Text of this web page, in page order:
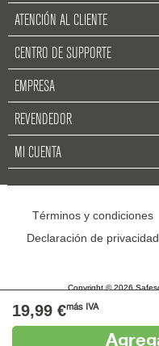
ATENCIÓN AL CLIENTE
CENTRO DE SUPPORTE
EMPRESA
REVENDEDOR
MI CUENTA
Términos y condiciones
Declaración de privacidad
Copyright © 2026
19,99 €más IVA